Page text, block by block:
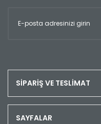
SİPARİŞ VE TESLİMAT
SAYFALAR